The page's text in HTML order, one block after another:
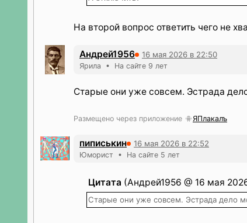
На второй вопрос ответить чего не
Андрей1956 16 мая 2026 в 22:50
Ярила • На сайте 9 лет
Старые они уже совсем. Эстрада
Размещено через приложение ЯПлакалъ
пиписькин 16 мая 2026 в 22:52
Юморист • На сайте 5 лет
Цитата (Андрей1956 @ 16 мая
Старые они уже совсем. Эстрада дело